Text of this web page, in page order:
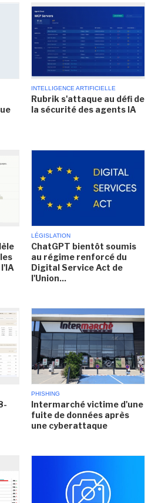
INTELLIGENCE ARTIFICIELLE
Rubrik s'attaque au défi de
la sécurité des agents IA
LÉGISLATION
ChatGPT bientôt soumis
au régime renforcé du
Digital Service Act de
l'Union...
PHISHING
Intermarché victime d'une
fuite de données après
une cyberattaque